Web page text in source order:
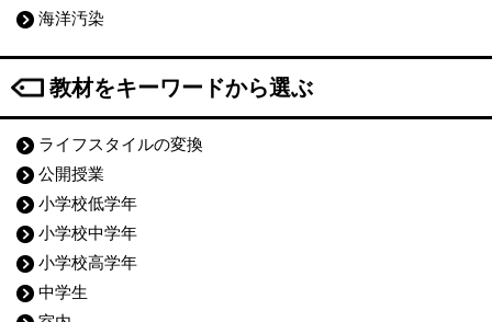
海洋汚染
教材をキーワードから選ぶ
ライフスタイルの変換
公開授業
小学校低学年
小学校中学年
小学校高学年
中学生